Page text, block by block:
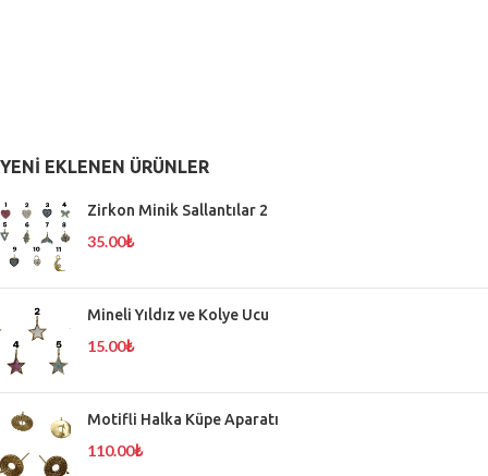
YENI EKLENEN ÜRÜNLER
Zirkon Minik Sallantılar 2
35.00₺
Mineli Yıldız ve Kolye Ucu
15.00₺
Motifli Halka Küpe Aparatı
110.00₺